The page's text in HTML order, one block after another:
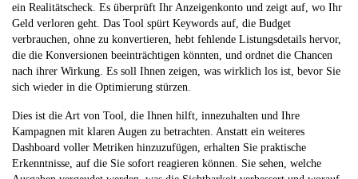
ein Realitätscheck. Es überprüft Ihr Anzeigenkonto und zeigt auf, wo Ihr
Geld verloren geht. Das Tool spürt Keywords auf, die Budget
verbrauchen, ohne zu konvertieren, hebt fehlende Listungsdetails hervor,
die die Konversionen beeinträchtigen könnten, und ordnet die Chancen
nach ihrer Wirkung. Es soll Ihnen zeigen, was wirklich los ist, bevor Sie
sich wieder in die Optimierung stürzen.
Dies ist die Art von Tool, die Ihnen hilft, innezuhalten und Ihre
Kampagnen mit klaren Augen zu betrachten. Anstatt ein weiteres
Dashboard voller Metriken hinzuzufügen, erhalten Sie praktische
Erkenntnisse, auf die Sie sofort reagieren können. Sie sehen, welche